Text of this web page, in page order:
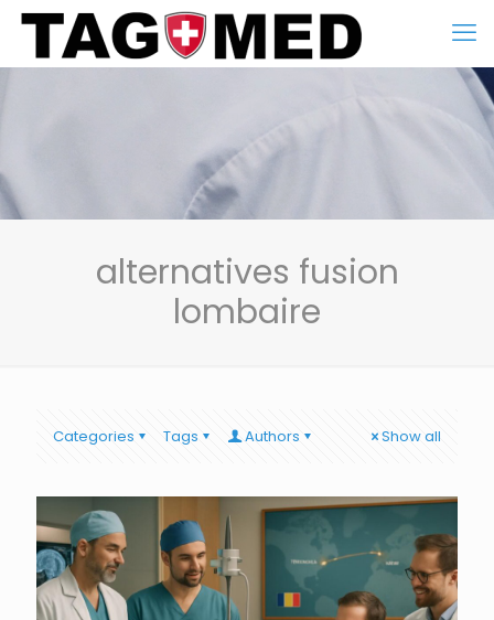
alternatives fusion
lombaire
Categories Tags Authors Show all